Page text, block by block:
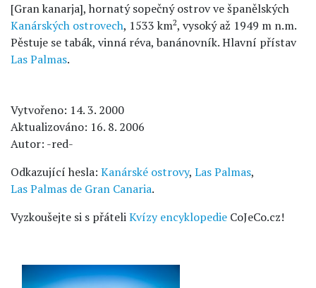
[Gran kanarja], hornatý sopečný ostrov ve španělských
Kanárských ostrovech, 1533 km2, vysoký až 1949 m n.m.
Pěstuje se tabák, vinná réva, banánovník. Hlavní přístav
Las Palmas.
Vytvořeno: 14. 3. 2000
Aktualizováno: 16. 8. 2006
Autor: -red-
Odkazující hesla: Kanárské ostrovy, Las Palmas,
Las Palmas de Gran Canaria.
Vyzkoušejte si s přáteliKvízy encyklopedie CoJeCo.cz!